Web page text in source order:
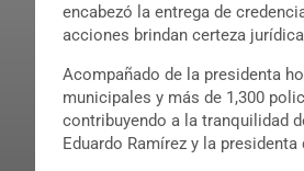
encabezó la entrega de
acciones brindan certeza
Acompañado de la presidenta
municipales y más de 1,300
contribuyendo a la tranquilidad
Eduardo Ramírez y la